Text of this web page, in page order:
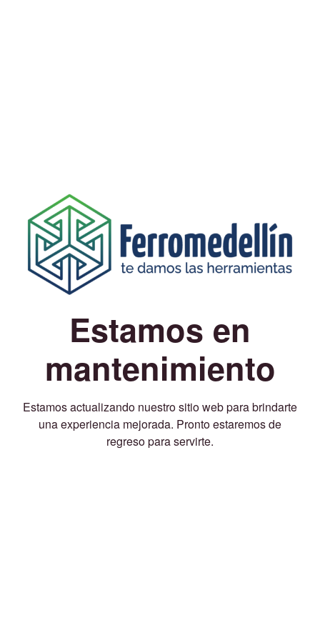
Estamos en
mantenimiento
Estamos actualizando nuestro sitio web para brindarte
una experiencia mejorada. Pronto estaremos de
regreso para servirte.